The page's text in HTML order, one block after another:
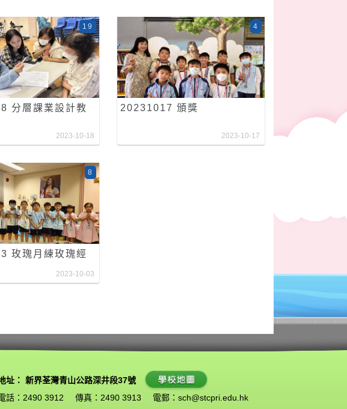
分層課業設計教
19
2023-10-18
20231017 頒獎
4
2023-10-17
玫瑰月練玫瑰經
8
2023-10-03
址： 新界荃灣青山公路深井段37號
話：2490 3912
傳真：2490 3913 電郵： sch@stcpri.edu.hk